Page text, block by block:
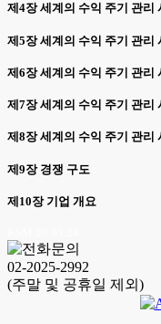
제4장 세계의 수익 주기 관리
제5장 세계의 수익 주기 관리
제6장 세계의 수익 주기 관리
제7장 세계의 수익 주기 관리
제8장 세계의 수익 주기 관리
제9장 경쟁 구도
제10장 기업 개요
02-2025-2992
(주말 및 공휴일 제외)